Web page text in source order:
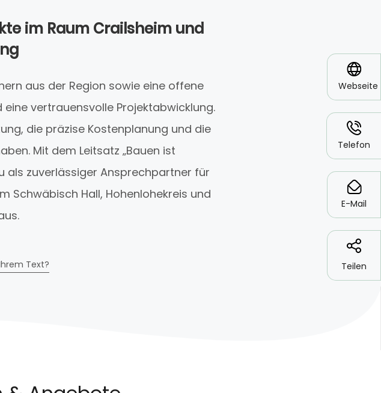
Webseite
Telefon
E-Mail
Teilen
im Raum Crailsheim und
aus der Region sowie eine offene
vertrauensvolle Projektabwicklung.
die präzise Kostenplanung und die
Mit dem Leitsatz „Bauen ist
als zuverlässiger Ansprechpartner für
Schwäbisch Hall, Hohenlohekreis und
Text?